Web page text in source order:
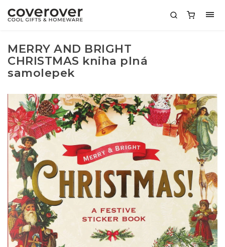
MERRY AND BRIGHT
CHRISTMAS kniha plná
samolepek